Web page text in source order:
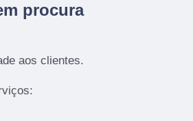
procura
aos clientes.